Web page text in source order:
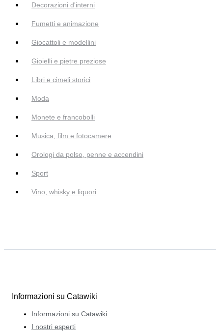
Decorazioni d'interni
Fumetti e animazione
Giocattoli e modellini
Gioielli e pietre preziose
Libri e cimeli storici
Moda
Monete e francobolli
Musica, film e fotocamere
Orologi da polso, penne e accendini
Sport
Vino, whisky e liquori
Informazioni su Catawiki
Informazioni su Catawiki
I nostri esperti